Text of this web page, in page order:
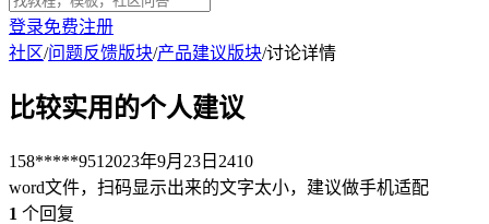
登录免费注册
社区/问题反馈版块/产品建议版块/讨论详情
比较实用的个人建议
158*****951 2023年9月23日 2410
word文件，扫码显示出来的文字太小，建议做手机适配
1 个回复